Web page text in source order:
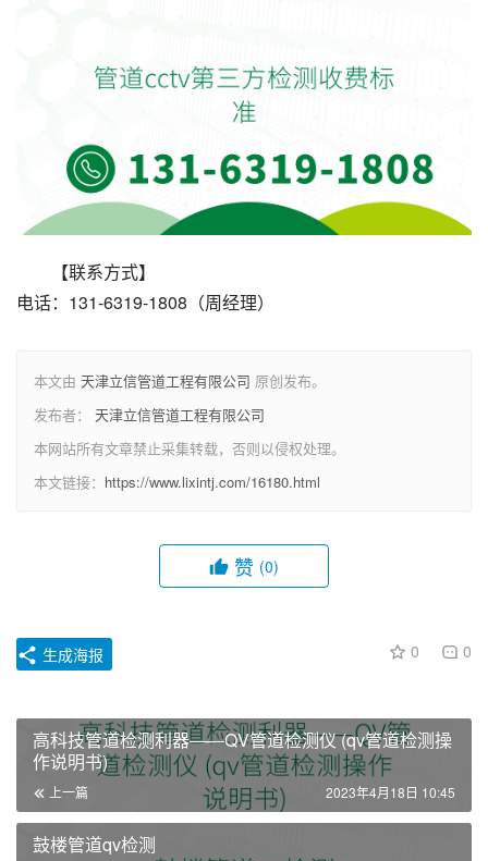
【联系方式】
电话：131-6319-1808（周经理）
本文由 天津立信管道工程有限公司 原创发布。
发布者： 天津立信管道工程有限公司
本网站所有文章禁止采集转载，否则以侵权处理。
本文链接： https://www.lixintj.com/16180.html
赞 (0)
0 0
生成海报
高科技管道检测利器——QV管道检测仪 (qv管道检测操
作说明书)
上一篇 2023年4月18日 10:45
鼓楼管道qv检测